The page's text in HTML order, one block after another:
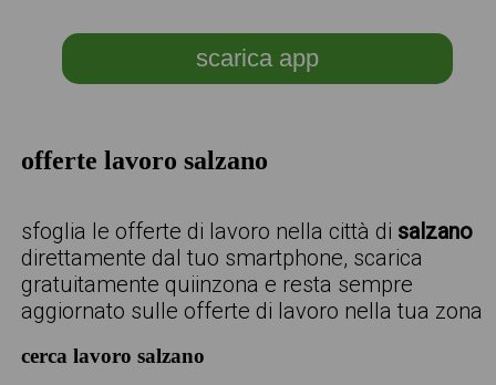
scarica app
offerte lavoro salzano
sfoglia le offerte di lavoro nella città di salzano
direttamente dal tuo smartphone, scarica
gratuitamente quiinzona e resta sempre
aggiornato sulle offerte di lavoro nella tua zona
cerca lavoro salzano